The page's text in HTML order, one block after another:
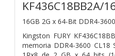
KF436C18BB2A/
16GB 2G x 64-Bit DDR4-
Kingston FURY
memoria DDR4-3600 CL18